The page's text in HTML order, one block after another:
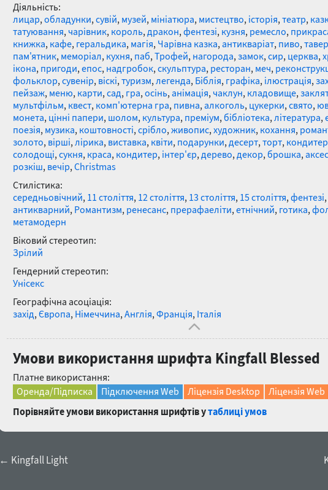
Діяльність:
лицар,обладунки,сувій, музей, мініатюра, мистецтво, історія,театр,
татуювання, чарівник, король,дракон,фентезі, кузня, ремесло,
книжка, кафе, геральдика, магія, Чарівна казка,антикваріат, пиво,
пам'ятник, меморіал, кухня, паб,Трофей, нагорода,замок,сир, церква,
ікона, пригоди,епос, надгробок,скульптура, ресторан, меч,
фольклор,сувенір, віскі,туризм,легенда, Біблія, графіка, ілюстрація,
пейзаж, меню, карти,сад, гра,осінь,анімація, чаклун, кладовище,
мультфільм, квест, комп'ютерна гра, пивна,алкоголь, цукерки,свято,
монета, цінні папери, шолом, культура, преміум,бібліотека,література,
поезія, музика, коштовності,срібло,живопис,художник, кохання,
золото, вірші,лірика, виставка, квіти, подарунки,десерт,торт,
солодощі,сукня, краса, кондитер, інтер'єр,дерево,декор,брошка,
розкіш, вечір,Christmas
Стилістика:
середньовічний, 11 століття, 12 століття, 13 століття, 15 століття,фентезі,
антикварний, Романтизм, ренесанс, прерафаеліти,етнічний, готика,
метамодерн
Віковий стереотип:
Зрілий
Гендерний стереотип:
Унісекс
Географічна асоціація:
захід,Європа, Німеччина,Англія,Франція, Італія
Умови використання шрифта Kingfall Blessed
Платне використання:
Оренда/Підписка
Підключення Web Ліцензія Desktop Ліцензія Web
Порівняйте умови використання шрифтів утаблиці умов
← Kingfall Light